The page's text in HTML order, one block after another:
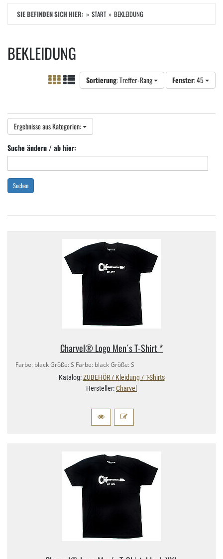
SIE BEFINDEN SICH HIER: START BEKLEIDUNG
BEKLEIDUNG
Sortierung: Treffer-Rang Fenster: 45
Ergebnisse aus Kategorien:
Suche ändern / ab hier:
Suchen
Charvel® Logo Men´s T-​Shirt *
Farbe: black Größe: S Farbe: black Größe: S
Katalog:ZUBEHÖR / Kleidung / T-Shirts
Hersteller:Charvel